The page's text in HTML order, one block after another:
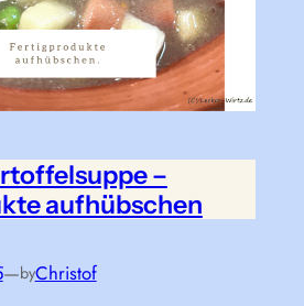
–
aufhübschen
—byChristof